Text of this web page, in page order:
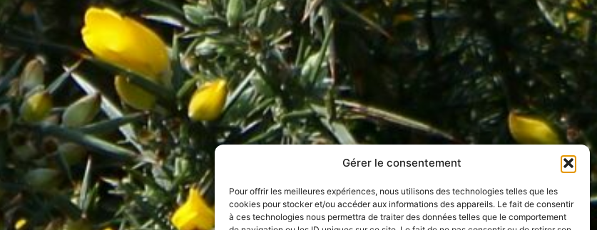
Gérer le consentement
Pour offrir les meilleures expériences, nous utilisons des technologies telles que les
cookies pour stocker et/ou accéder aux informations des appareils. Le fait de consentir
à ces technologies nous permettra de traiter des données telles que le comportement